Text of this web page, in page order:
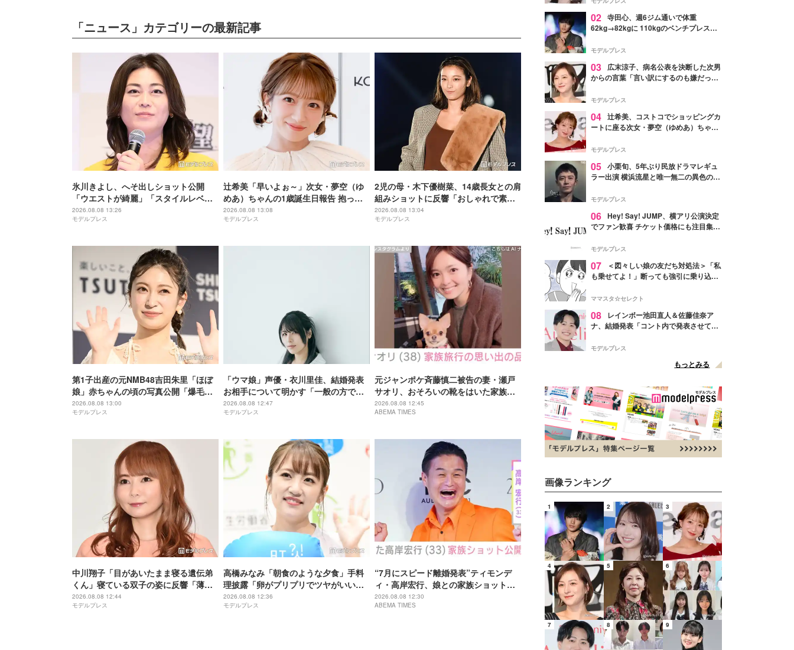
「ニュース」カテゴリーの最新記事
氷川きよし、へそ出しショット公開
「ウエストが綺麗」「スタイルレベ
チ」と絶賛の声
2026.08.08 13:26
モデルプレス
辻希美「早いよぉ～」次女・夢空（ゆ
めあ）ちゃんの1歳誕生日報告 抱っこ
ショットに反響「すくすく育ってて嬉
しい」「天使」
2026.08.08 13:08
モデルプレス
2児の母・木下優樹菜、14歳長女との肩
組みショットに反響「おしゃれで素
敵」「娘さん大人っぽい」
2026.08.08 13:04
モデルプレス
第1子出産の元NMB48吉田朱里「ほぼ
娘」赤ちゃんの頃の写真公開「爆毛す
ごい」「ほっぺがぷくぷくで可愛すぎ
る」の声
2026.08.08 13:00
モデルプレス
「ウマ娘」声優・衣川里佳、結婚発表
お相手について明かす「一般の方で、
気ままな性格の私を、時に厳しく、そ
してとても優しく、全力でサポートし
2026.08.08 12:47
モデルプレス
元ジャンポケ斉藤慎二被告の妻・瀬戸
サオリ、おそろいの靴をはいた家族と
の写真を披露
2026.08.08 12:45
ABEMA TIMES
中川翔子「目があいたまま寝る遺伝弟
くん」寝ている双子の姿に反響「薄目
で寝てても天使」「可愛さが2倍」
2026.08.08 12:44
モデルプレス
高橋みなみ「朝食のような夕食」手料
理披露「卵がプリプリでツヤがいい」
「鮭の焼き色が綺麗」と反響
2026.08.08 12:36
モデルプレス
“7月にスピード離婚発表”ティモンデ
ィ・高岸宏行、娘との家族ショット公
開 元妻・沢井美優は「目の下に熊さん
が」
2026.08.08 12:30
ABEMA TIMES
02 寺田心、週6ジム通いで体重
62kg→82kgに 110kgのベンチプレス持
「かっこいい」と反響
モデルプレス
03
広末涼子、病名公表を決断した次男
からの言葉「言い訳にするのも嫌だっ
モデルプレス
04 辻希美、コストコでショッピングカ
ートに座る次女・夢空（ゆめあ）ちゃん
ぎ」「成長を感じる」の声
モデルプレス
05 小栗旬、5年ぶり民放ドラマレギュ
ラー出演 横浜流星と唯一無二の異色のバ
モデルプレス
06 Hey! Say! JUMP、横アリ公演決定
でファン歓喜 チケット価格にも注目集ま
モデルプレス
07
＜図々しい娘の友だち対処法＞「私
も乗せてよ！」断っても強引に乗り込ん
ママスタ☆セレクト
08
レインボー池田直人＆佐藤佳奈ア
ナ、結婚発表「コント内で発表させてい
点変更のため
モデルプレス
もっとみる
画像ランキング
1 2 3
4 5 6
7 8 9